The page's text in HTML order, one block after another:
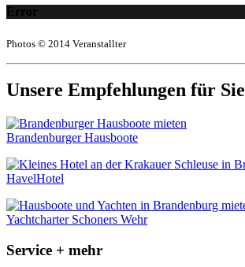
Error
Photos © 2014 Veranstallter
Unsere Empfehlungen für
Brandenburger Hausboote
HavelHotel
Yachtcharter Schoners Wehr
Service + mehr